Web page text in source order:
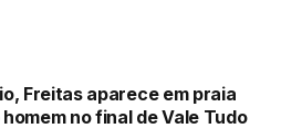
Freitas aparece em praia
no final de Vale Tudo